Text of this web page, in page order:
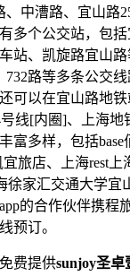
、中漕路、宜山路
多个公交站，包
站、凯旋路宜山
732路等多条公交
可以在宜山路地
线[内圈]、上海地
富多样，包括
旅店、上海rest上
徐家汇交通大学宜
的合作伙伴携程
预订。
费提供sunjoy圣卓